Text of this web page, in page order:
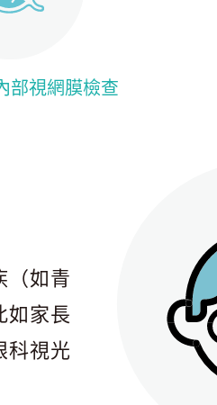
部視網膜檢查
（如青
如家長
科視光